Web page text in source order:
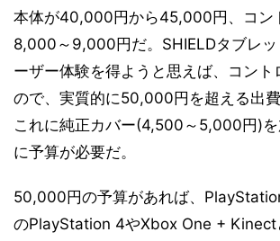
本体が40,000円から45,000円、コン
8,000～9,000円だ。SHIELDタブレ
ーザー体験を得ようと思えば、コント
ので、実質的に50,000円を超える出
これに純正カバー(4,500～5,000円)
に予算が必要だ。
50,000円の予算があれば、
のPlayStation 4やXbox One + Kinect